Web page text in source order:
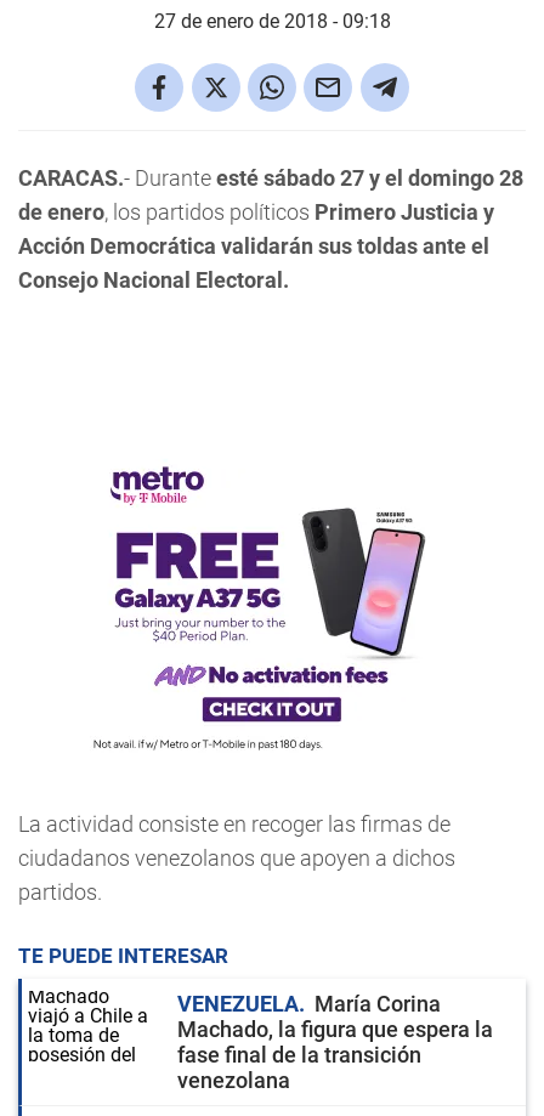
27 de enero de 2018 - 09:18
CARACAS.- Duranteesté sábado 27 y el domingo 28
de enero, los partidos políticos Primero Justicia y
Acción Democrática validarán sus toldas ante el
Consejo Nacional Electoral.
La actividad consiste en recoger las firmas de
ciudadanos venezolanos que apoyen a dichos
partidos.
TE PUEDE INTERESAR
VENEZUELA
María Corina
Machado, la figura que espera la
fase final de la transición
venezolana